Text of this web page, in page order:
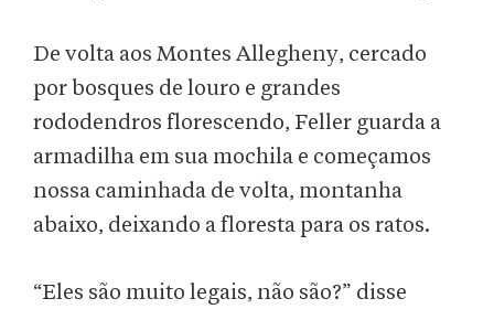
De volta aos Montes Allegheny, cercado
por bosques de louro e grandes
rododendros florescendo, Feller guarda a
armadilha em sua mochila e começamos
nossa caminhada de volta, montanha
abaixo, deixando a floresta para os ratos.
“Eles são muito legais, não são?” disse